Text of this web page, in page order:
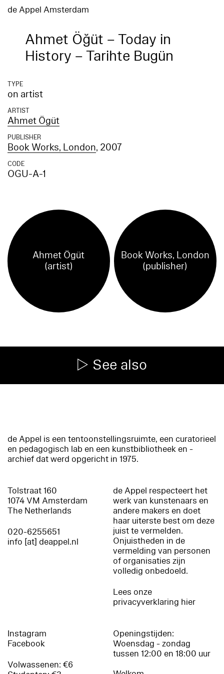
de Appel Amsterdam
Ahmet Öğüt – Today in
History – Tarihte Bugün
TYPE
on artist
ARTIST
Ahmet Ögüt
PUBLISHER
Book Works, London, 2007
CODE
OGU-A-1
Ahmet Ögüt
(artist)
Book Works, London
(publisher)
See also
de Appel is een tentoonstellingsruimte, een curatorieel
en pedagogisch lab en een kunstbibliotheek en -
archief dat werd opgericht in 1975.
Tolstraat 160
1074 VM Amsterdam
The Netherlands
020-6255651
info [at] deappel.nl
de Appel respecteert het
werk van kunstenaars en
andere makers en doet
haar uiterste best om deze
juist te vermelden.
Onjuistheden in de
vermelding van personen
of organisaties zijn
volledig onbedoeld.
Lees onze
privacyverklaring hier
Instagram
Facebook
Volwassenen: €6
Openingstijden:
Woensdag - zondag
tussen 12:00 en 18:00 uur